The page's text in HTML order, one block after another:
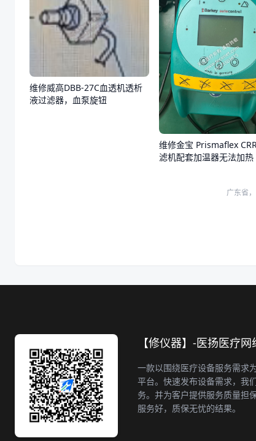
维修威高DBB-27C血透机透析
液过滤器，血泵旋钮
维修金宝 Prismaflex
滤机配套加温器无法加热
广东省
【修仪器】-医扬医疗
一款以围绕医疗设备服务需求
平台。快速发布设备需求，我
务。并为客户提供服务质量担
服务好，质保无忧的结果。